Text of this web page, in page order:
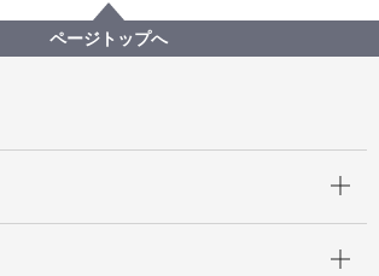
水環境保全の取組
ページトップへ